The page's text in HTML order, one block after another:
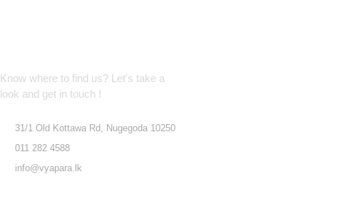
Know where to find us? Let's take a
look and get in touch !
31/1 Old Kottawa Rd, Nugegoda 10250
011 282 4588
info@vyapara.lk